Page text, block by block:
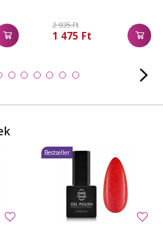
2 935 Ft
1 475 Ft
Bestseller